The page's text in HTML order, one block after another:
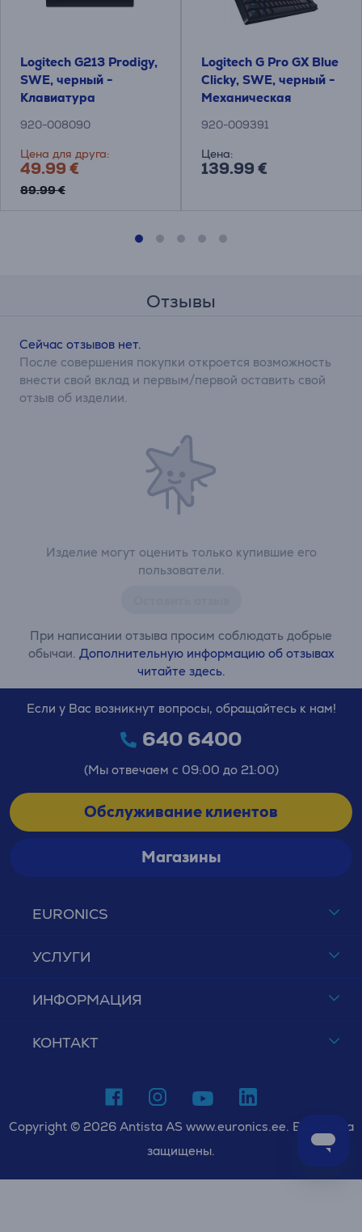
Logitech G213 Prodigy,
SWE, черный -
Клавиатура
920-008090
Цена для друга:
49.99 €
89.99 €
Logitech G Pro GX Blue
Clicky, SWE, черный -
Механическая
920-009391
Цена:
139.99 €
Отзывы
Изделие могут оценить только купившие его
пользователи.
При написании отзыва просим соблюдать добрые
обычаи. Дополнительную информацию об отзывах
читайте здесь.
Сейчас отзывов нет.
После совершения покупки откроется возможность
внести свой вклад и первым/первой оставить свой
отзыв об изделии.
EURONICS
УСЛУГИ
ИНФОРМАЦИЯ
КОНТАКТ
Если у Вас возникнут вопросы, обращайтесь к нам!
640 6400
(Мы отвечаем с 09:00 до 21:00)
Обслуживание клиентов
Магазины
Copyright © 2026 Antista AS www.euronics.ee. Все права
защищены.